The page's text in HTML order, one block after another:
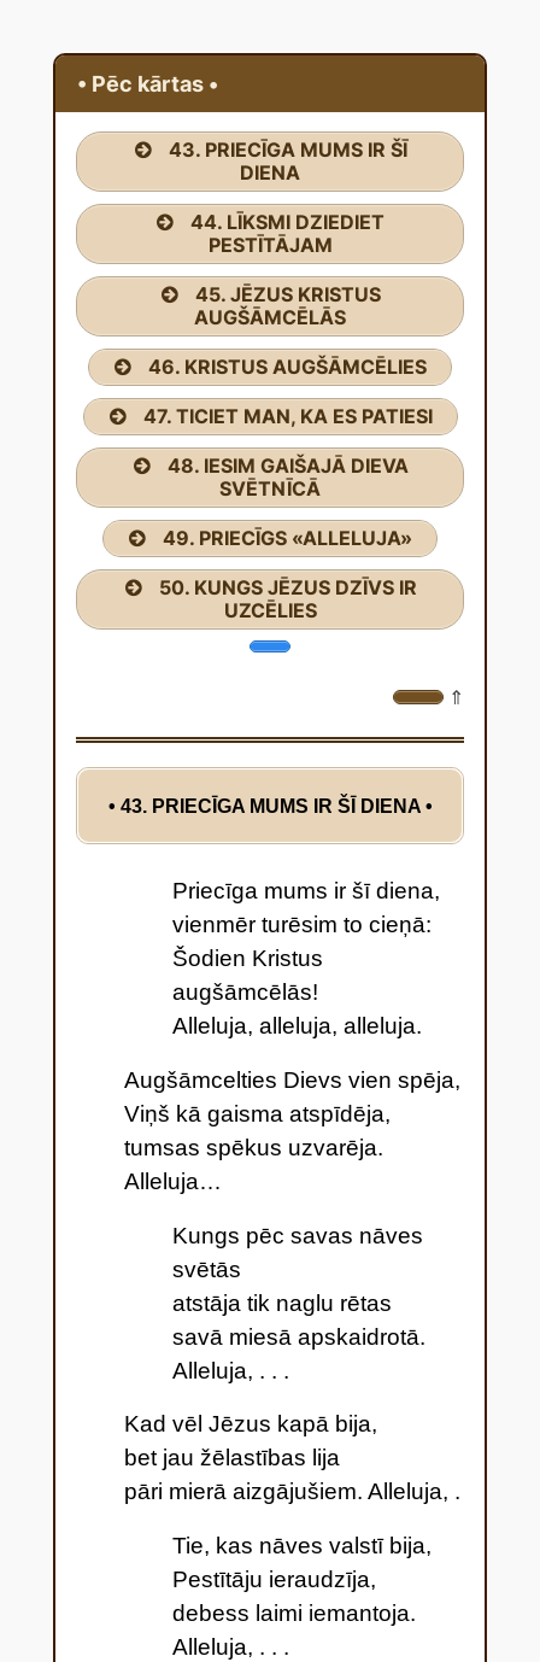
• Pēc kārtas •
43. PRIECĪGA MUMS IR ŠĪ
DIENA
44. LĪKSMI DZIEDIET
PESTĪTĀJAM
45. JĒZUS KRISTUS
AUGŠĀMCĒLĀS
46. KRISTUS AUGŠĀMCĒLIES
47. TICIET MAN, KA ES PATIESI
48. IESIM GAIŠAJĀ DIEVA
SVĒTNĪCĀ
49. PRIECĪGS «ALLELUJA»
50. KUNGS JĒZUS DZĪVS IR
UZCĒLIES
⇑
• 43. PRIECĪGA MUMS IR ŠĪ DIENA •
Priecīga mums ir šī diena,
vienmēr turēsim to cieņā:
Šodien Kristus
augšāmcēlās!
Alleluja, alleluja, alleluja.
Augšāmcelties Dievs vien spēja,
Viņš kā gaisma atspīdēja,
tumsas spēkus uzvarēja.
Alleluja…
Kungs pēc savas nāves
svētās
atstāja tik naglu rētas
savā miesā apskaidrotā.
Alleluja, . . .
Kad vēl Jēzus kapā bija,
bet jau žēlastības lija
pāri mierā aizgājušiem. Alleluja, .
Tie, kas nāves valstī bija,
Pestītāju ieraudzīja,
debess laimi iemantoja.
Alleluja, . . .